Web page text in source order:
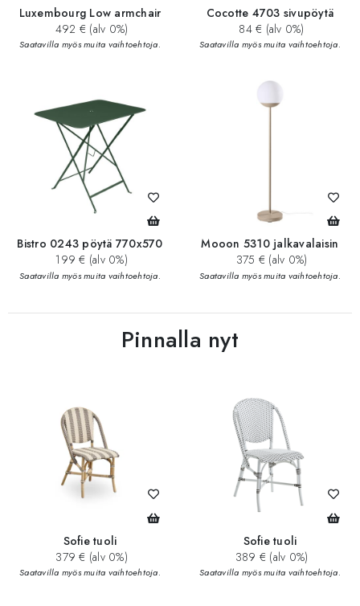
Luxembourg Low armchair
492 € (alv 0%)
Saatavilla myös muita vaihtoehtoja.
Cocotte 4703 sivupöytä
84 € (alv 0%)
Saatavilla myös muita vaihtoehtoja.
Bistro 0243 pöytä 770x570
199 € (alv 0%)
Saatavilla myös muita vaihtoehtoja.
Mooon 5310 jalkavalaisin
375 € (alv 0%)
Saatavilla myös muita vaihtoehtoja.
Pinnalla nyt
Sofie tuoli
379 € (alv 0%)
Saatavilla myös muita vaihtoehtoja.
Sofie tuoli
389 € (alv 0%)
Saatavilla myös muita vaihtoehtoja.